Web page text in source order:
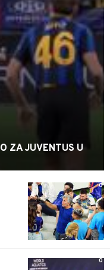
ZA JUVENTUS U
0
0